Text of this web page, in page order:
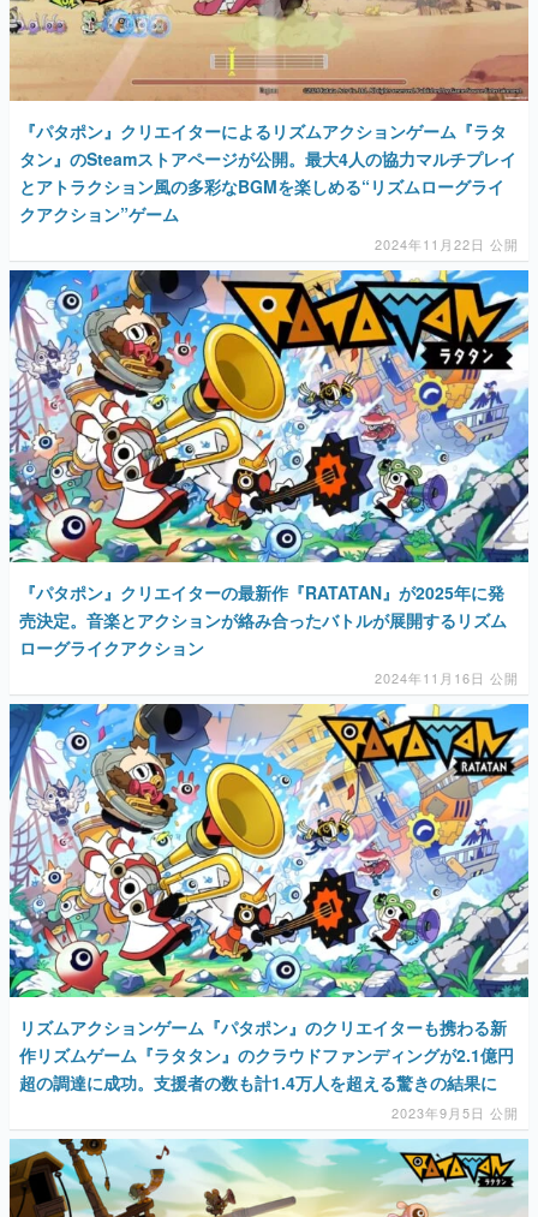
『パタポン』クリエイターによるリズムアクションゲーム『ラタ
タン』のSteamストアページが公開。最大4人の協力マルチプレイ
とアトラクション風の多彩なBGMを楽しめる“リズムローグライ
クアクション”ゲーム
2024年11月22日 公開
『パタポン』クリエイターの最新作『RATATAN』が2025年に発
売決定。音楽とアクションが絡み合ったバトルが展開するリズム
ローグライクアクション
2024年11月16日 公開
リズムアクションゲーム『パタポン』のクリエイターも携わる新
作リズムゲーム『ラタタン』のクラウドファンディングが2.1億円
超の調達に成功。支援者の数も計1.4万人を超える驚きの結果に
2023年9月5日 公開